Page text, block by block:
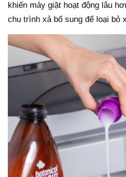
khiến máy giặt hoạt động lâu
chu trình xả bổ sung để loại bỏ